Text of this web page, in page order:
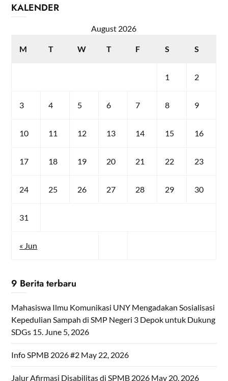
KALENDER
August 2026
M T W T F S S
« Jun
1 2
3 4 5 6 7 8 9
10 11 12 13 14 15 16
17 18 19 20 21 22 23
24 25 26 27 28 29 30
31
9 Berita terbaru
Mahasiswa Ilmu Komunikasi UNY Mengadakan Sosialisasi
Kepedulian Sampah di SMP Negeri 3 Depok untuk Dukung
SDGs 15. June 5, 2026
Info SPMB 2026 #2 May 22, 2026
Jalur Afirmasi Disabilitas di SPMB 2026 May 20, 2026